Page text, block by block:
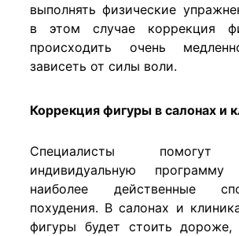
выполнять физические
в этом случае коррекция
происходить очень
зависеть от силы воли.
Коррекция фигуры в салонах и
Специалисты помогут
индивидуальную
наиболее действенные
похудения. В салонах и
фигуры будет стоить дороже,